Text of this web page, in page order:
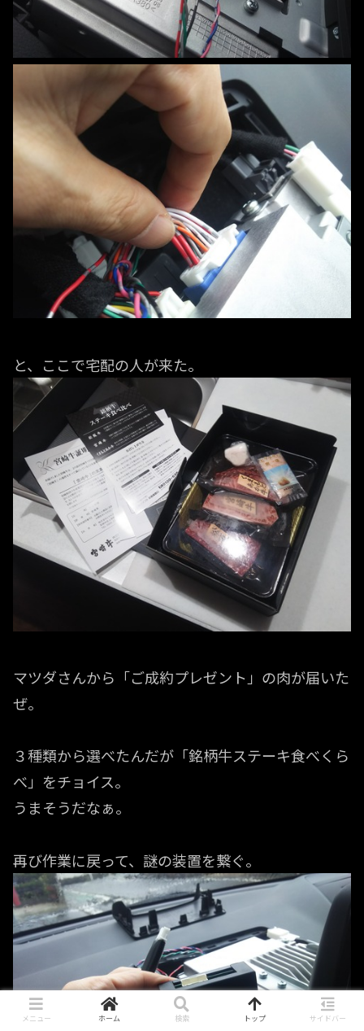
と、ここで宅配の人が来た。
マツダさんから「ご成約プレゼント」の肉が届いた
ぜ。
３種類から選べたんだが「銘柄牛ステーキ食べくら
べ」をチョイス。
うまそうだなぁ。
再び作業に戻って、謎の装置を繋ぐ。
メニュー ホーム 検索 トップ サイドバー